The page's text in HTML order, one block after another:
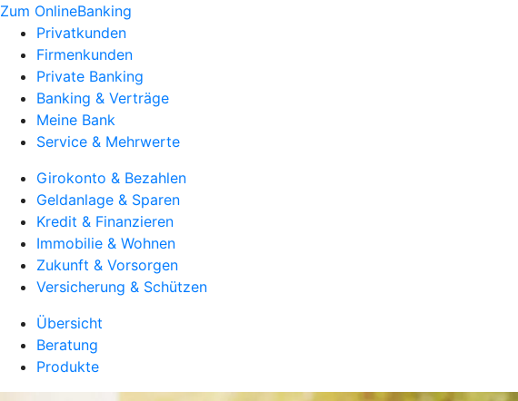
Zum OnlineBanking
Privatkunden
Firmenkunden
Private Banking
Banking & Verträge
Meine Bank
Service & Mehrwerte
Girokonto & Bezahlen
Geldanlage & Sparen
Kredit & Finanzieren
Immobilie & Wohnen
Zukunft & Vorsorgen
Versicherung & Schützen
Übersicht
Beratung
Produkte